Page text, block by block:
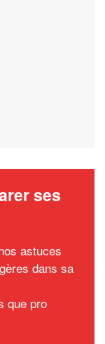
ses
astuces
dans sa
que pro